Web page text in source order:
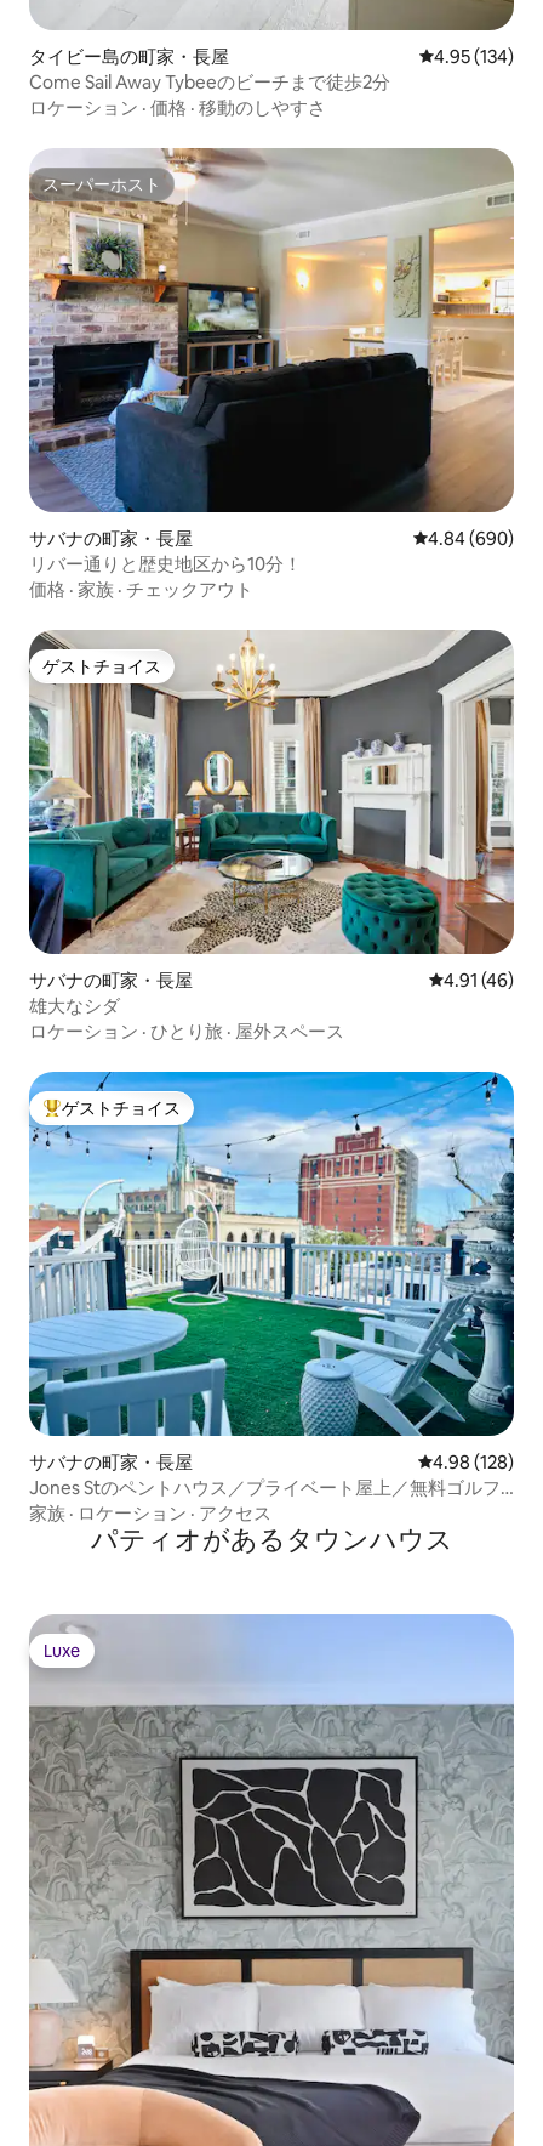
タイビー島の町家・長屋 レビュー134
4.95 (134)
Come Sail Away Tybeeのビーチまで徒歩2分
ロケーション · 価格 · 移動のしやすさ
スーパーホスト
スーパーホスト
サバナの町家・長屋 レビュー690件
4.84 (690)
リバー通りと歴史地区から10分！
価格 · 家族 · チェックアウト
ゲストチョイス
ゲストチョイス
サバナの町家・長屋 レビュー46
4.91 (46)
雄大なシダ
ロケーション · ひとり旅 · 屋外スペース
大好評のゲストチョイスです。
ゲストチョイス
サバナの町家・長屋 レビュー128
4.98 (128)
Jones Stのペントハウス／プライベート屋上／無料ゴルフ
カート
家族 · ロケーション · アクセス
パティオがあるタウンハウス
Luxe
Luxe